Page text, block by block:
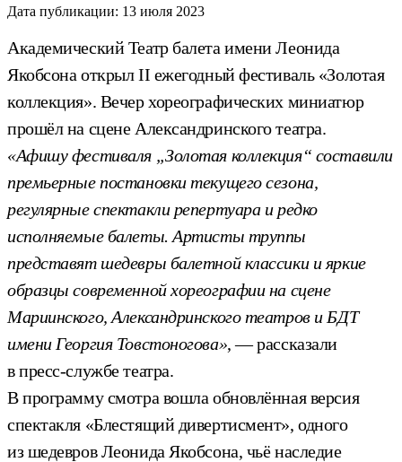
Дата публикации: 13 июля 2023
Академический Театр балета имени Леонида
Якобсона открыл II ежегодный фестиваль «Золотая
коллекция». Вечер хореографических миниатюр
прошёл на сцене Александринского театра.
«Афишу фестиваля „Золотая коллекция“ составили
премьерные постановки текущего сезона,
регулярные спектакли репертуара и редко
исполняемые балеты. Артисты труппы
представят шедевры балетной классики и яркие
образцы современной хореографии на сцене
Мариинского, Александринского театров и БДТ
имени Георгия Товстоногова», — рассказали
в пресс-службе театра.
В программу смотра вошла обновлённая версия
спектакля «Блестящий дивертисмент», одного
из шедевров Леонида Якобсона, чьё наследие